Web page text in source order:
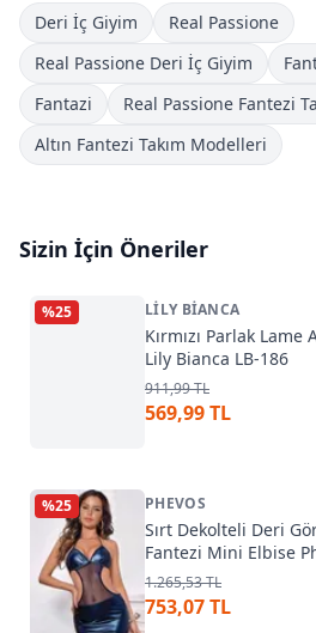
Deri İç Giyim
Real Passione
Real Passione Deri İç Giyim
Fantazi
Real Passione Fantezi
Altın Fantezi Takım Modelleri
Sizin İçin Öneriler
%25 LILY BIANCA
Kırmızı Parlak
Lily Bianca LB-186
911,99 TL
569,99 TL
%25 PHEVOS
Sırt Dekolteli Deri
Fantezi Mini Elbise
1.265,53 TL
753,07 TL